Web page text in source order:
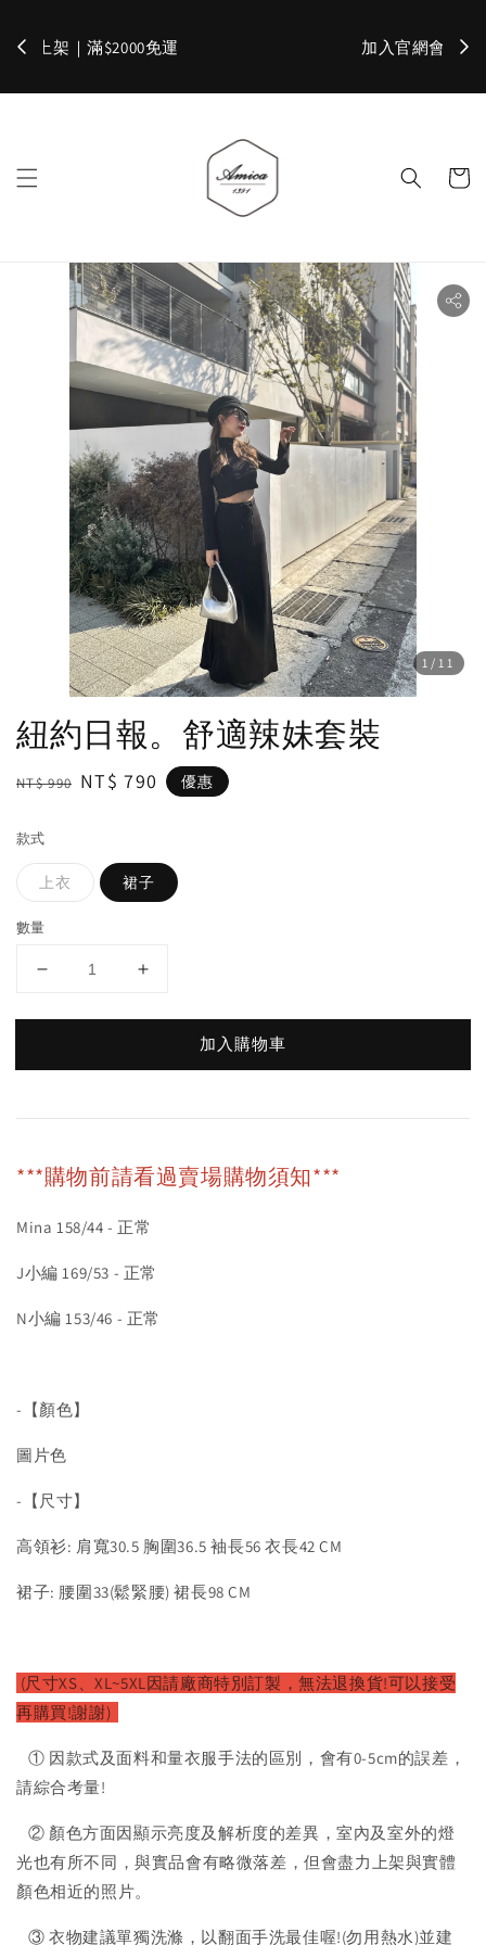
加入官網會員，立即折 $100 ✨
1 /11
紐約日報。舒適辣妹套裝
Regular
NT$ 990 Sale
NT$ 790 優惠
款式
上衣 裙子
數量
加入購物車
***購物前請看過賣場購物須知***
Mina 158/44 - 正常
J小編 169/53 - 正常
N小編 153/46 - 正常
-【顏色】
圖片色
-【尺寸】
高領衫: 肩寬30.5 胸圍36.5 袖長56 衣長42 CM
裙子: 腰圍33(鬆緊腰) 裙長98 CM
(尺寸XS、XL~5XL因請廠商特別訂製，無法退換貨!可以接受
再購買!謝謝)
① 因款式及面料和量衣服手法的區別，會有0-5cm的誤差，
請綜合考量!
② 顏色方面因顯示亮度及解析度的差異，室內及室外的燈
光也有所不同，與實品會有略微落差，但會盡力上架與實體
顏色相近的照片。
③ 衣物建議單獨洗滌，以翻面手洗最佳喔!(勿用熱水)並建